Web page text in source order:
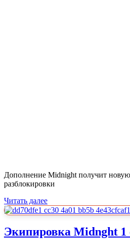
Дополнение Midnight получит
разблокировки
Читать далее
Экипировка Midnght 1